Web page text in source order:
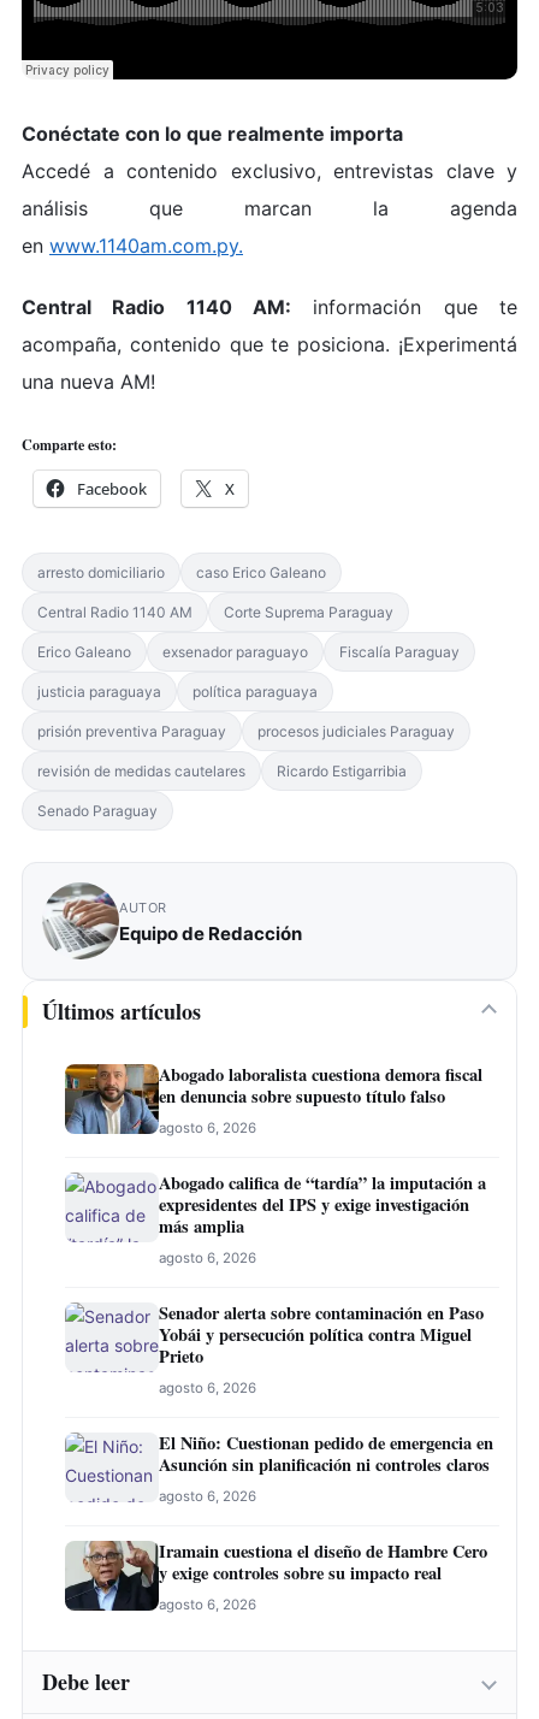
Conéctate con lo que realmente importa
Accedé a contenido exclusivo, entrevistas clave y
análisis que marcan la agenda
en www.1140am.com.py.
Central Radio 1140 AM: información que te
acompaña, contenido que te posiciona. ¡Experimentá
una nueva AM!
Comparte esto:
Facebook X
arresto domiciliario caso Erico Galeano
Central Radio 1140 AM Corte Suprema Paraguay
Erico Galeano exsenador paraguayo Fiscalía Paraguay
justicia paraguaya política paraguaya
prisión preventiva Paraguay procesos judiciales Paraguay
revisión de medidas cautelares Ricardo Estigarribia
Senado Paraguay
AUTOR
Equipo de Redacción
Últimos artículos
Abogado laboralista cuestiona demora fiscal
en denuncia sobre supuesto título falso
agosto 6, 2026
Abogado califica de “tardía” la imputación a
expresidentes del IPS y exige investigación
más amplia
agosto 6, 2026
Senador alerta sobre contaminación en Paso
Yobái y persecución política contra Miguel
Prieto
agosto 6, 2026
El Niño: Cuestionan pedido de emergencia en
Asunción sin planificación ni controles claros
agosto 6, 2026
Iramain cuestiona el diseño de Hambre Cero
y exige controles sobre su impacto real
agosto 6, 2026
Debe leer